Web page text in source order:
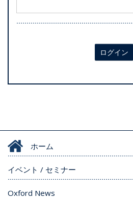
ログイン
ホーム
イベント / セミナー
Oxford News